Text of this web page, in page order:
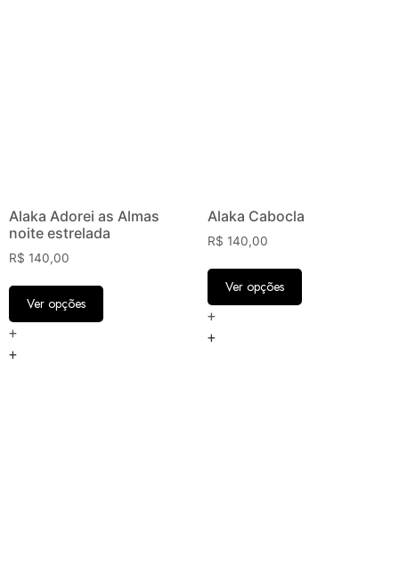
Alaka Adorei as Almas
noite estrelada
R$ 140,00
Ver opções
+
+
Alaka Cabocla
R$ 140,00
Ver opções
+
+